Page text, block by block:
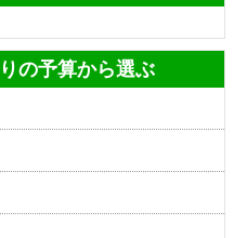
の予算から選ぶ